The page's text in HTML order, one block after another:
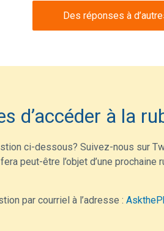
Des réponses à
d’accéder à la
ci-dessous? Suivez-nous sur
peut-être l’objet d’une prochaine
par courriel à l’adresse :